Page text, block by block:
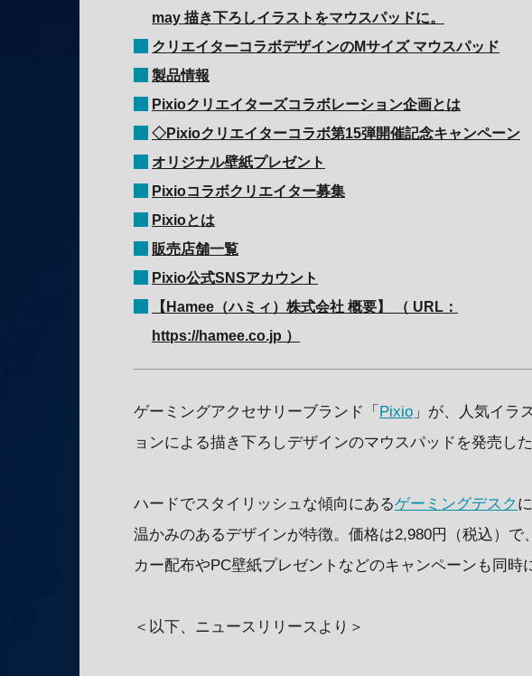
may 描き下ろしイラストをマウスパッドに。
クリエイターコラボデザインのMサイズ マウスパッド
製品情報
Pixioクリエイターズコラボレーション企画とは
◇Pixioクリエイターコラボ第15弾開催記念キャンペーン
オリジナル壁紙プレゼント
Pixioコラボクリエイター募集
Pixioとは
販売店舗一覧
Pixio公式SNSアカウント
【Hamee（ハミィ）株式会社 概要】 （ URL：
https://hamee.co.jp ）
ゲーミングアクセサリーブランド「 Pixio 」が、人気イラ
ョンによる描き下ろしデザインのマウスパッドを発売した
ハードでスタイリッシュな傾向にあるゲーミングデスク
温かみのあるデザインが特徴。価格は2,980円（税込）で
カー配布やPC壁紙プレゼントなどのキャンペーンも同時
＜以下、ニュースリリースより＞